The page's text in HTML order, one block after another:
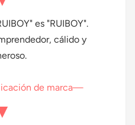
es "RUIBOY".
cálido y
de marca—